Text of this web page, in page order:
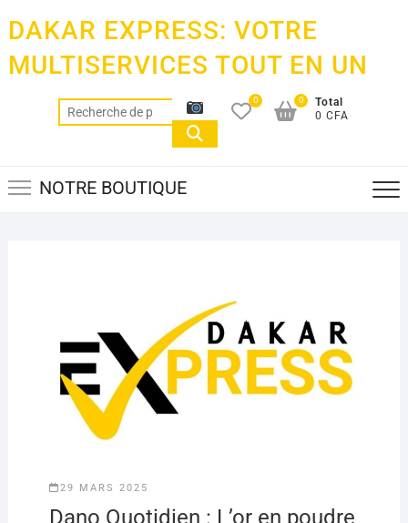
content
DAKAR EXPRESS: VOTRE
MULTISERVICES TOUT EN UN
Recherche
pour :
0
Total
0 CFA
0
NOTRE BOUTIQUE
29 MARS 2025
Dano Quotidien : L’or en poudre